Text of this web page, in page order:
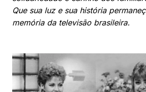
Que sua luz e sua história
memória da televisão brasileira.